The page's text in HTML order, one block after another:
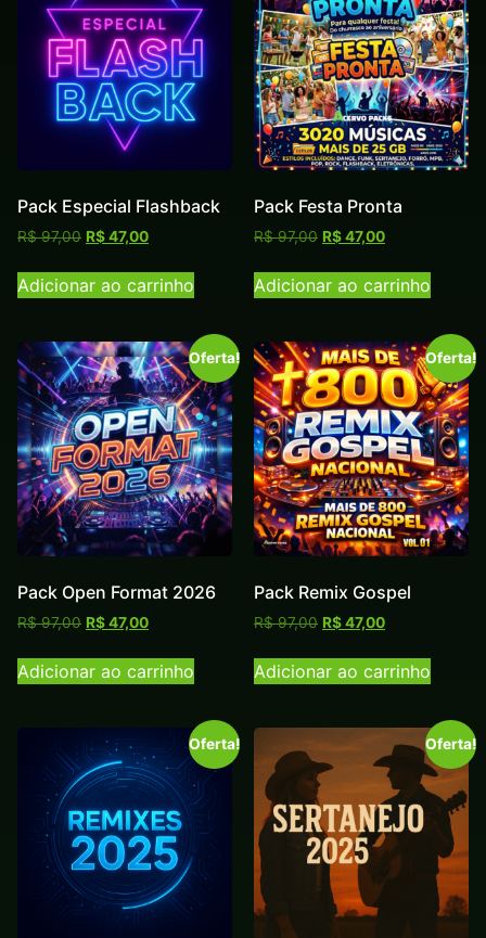
Pack Especial Flashback
R$97,00 R$47,00
Adicionar ao carrinho
Pack Festa Pronta
R$97,00 R$47,00
Adicionar ao carrinho
Oferta!
Pack Open Format 2026
R$97,00 R$47,00
Adicionar ao carrinho
Oferta!
Pack Remix Gospel
R$97,00 R$47,00
Adicionar ao carrinho
Oferta! Oferta!